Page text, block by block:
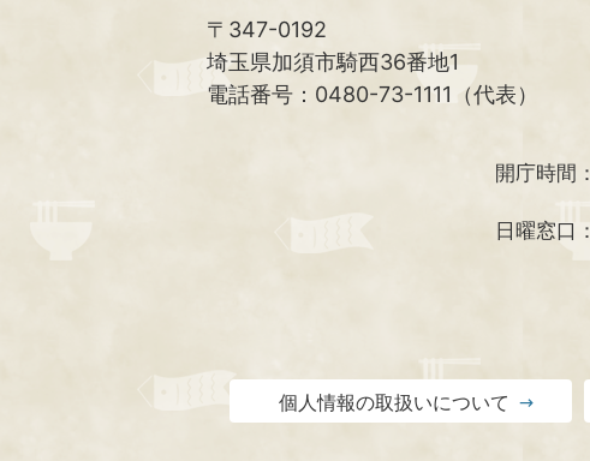
〒347-0192
埼玉県加須市騎西36番地1
電話番号：0480-73-1111（代表）
開庁時間：
日曜窓口：
個人情報の取扱いについて